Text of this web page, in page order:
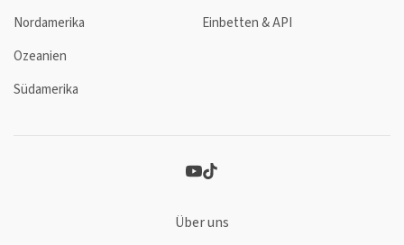
Nordamerika
Ozeanien
Südamerika
Einbetten & API
Über uns